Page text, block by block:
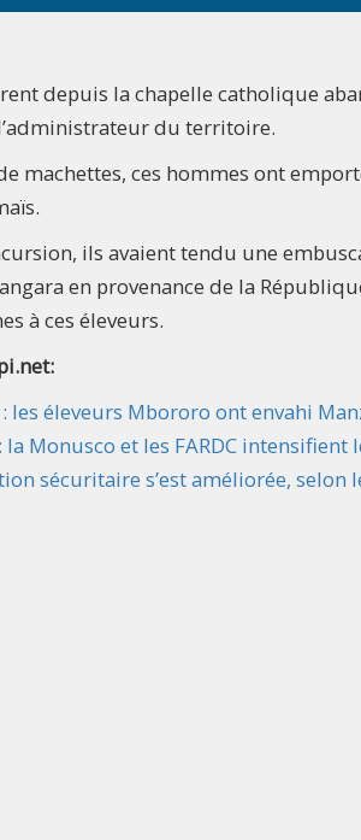
depuis la chapelle catholique
du territoire.
machettes, ces hommes ont
ils avaient tendu une
en provenance de la
à ces éleveurs.
les éleveurs Mbororo ont envahi
Monusco et les FARDC
sécuritaire s’est améliorée,